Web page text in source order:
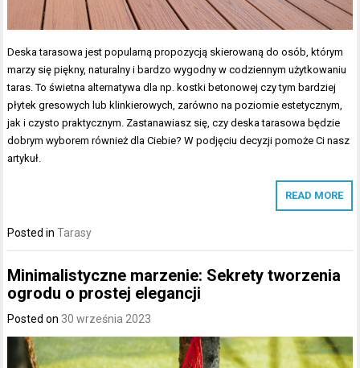
Deska tarasowa jest popularną propozycją skierowaną do osób, którym
marzy się piękny, naturalny i bardzo wygodny w codziennym użytkowaniu
taras. To świetna alternatywa dla np. kostki betonowej czy tym bardziej
płytek gresowych lub klinkierowych, zarówno na poziomie estetycznym,
jak i czysto praktycznym. Zastanawiasz się, czy deska tarasowa będzie
dobrym wyborem również dla Ciebie? W podjęciu decyzji pomoże Ci nasz
artykuł.
READ MORE
Posted inTarasy
Minimalistyczne marzenie: Sekrety tworzenia
ogrodu o prostej elegancji
Posted on 30 września 2023